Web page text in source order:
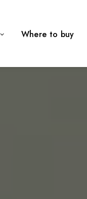
Where to buy